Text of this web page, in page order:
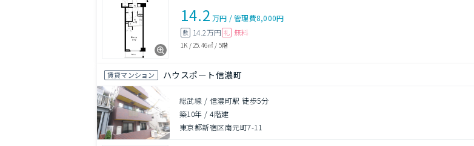
14.2 万円 /管理費8,000円
敷 14.2万円 礼 無料
1K / 25.46㎡ / 5階
賃貸マンション ハウスポート信濃町
総武線 / 信濃町駅 徒歩5分
築10年 /4階建
東京都新宿区南元町7-11